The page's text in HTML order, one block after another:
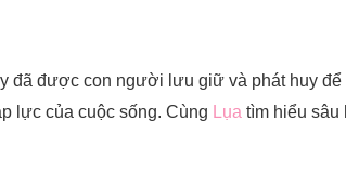
đã được con người lưu giữ và phát huy
lực của cuộc sống. Cùng Lụa tìm hiểu sâu